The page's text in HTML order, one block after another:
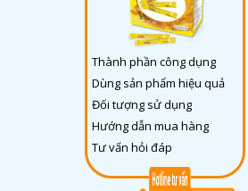
Thành phần công dụng
Dùng sản phẩm hiệu quả
Đối tượng sử dụng
Hướng dẫn mua hàng
Tư vấn hỏi đáp